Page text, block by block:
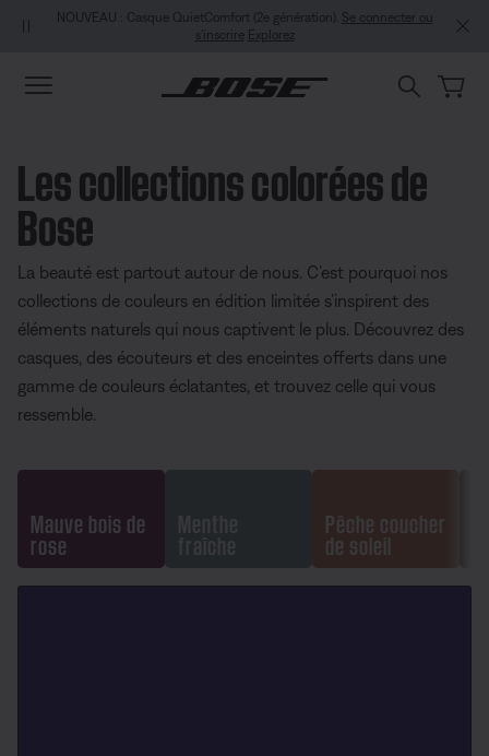
Aller au contenu principal
Aller au contenu du pied de page
Passer à la Déclaration d’accessibilité
NOUVEAU : Casque QuietComfort (2e génération).
Se connecter ou
s’inscrire Explorez
Les collections colorées de
Bose
La beauté est partout autour de nous. C’est pourquoi nos
collections de couleurs en édition limitée s’inspirent des
éléments naturels qui nous captivent le plus. Découvrez des
casques, des écouteurs et des enceintes offerts dans une
gamme de couleurs éclatantes, et trouvez celle qui vous
ressemble.
Mauve bois de
rose
Pêche coucher
de soleil